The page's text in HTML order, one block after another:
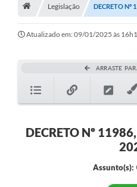
A História
Galeria de Fotos
Legislação DECRETO Nº
Atualizado em: 09/01/2025 às
ARRASTE
DECRETO Nº
Assunto(s):